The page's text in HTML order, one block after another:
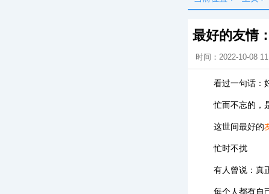
最好的友情
时间：2022-10-08
看过一句话：
忙而不忘的，
这世间最好的
忙时不扰
有人曾说：真
每个人都有自